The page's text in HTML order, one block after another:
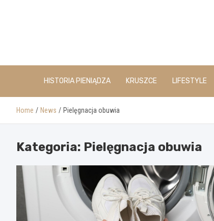
HISTORIA PIENIĄDZA KRUSZCE LIFESTYLE
Home News Pielęgnacja obuwia
Kategoria: Pielęgnacja obuwia